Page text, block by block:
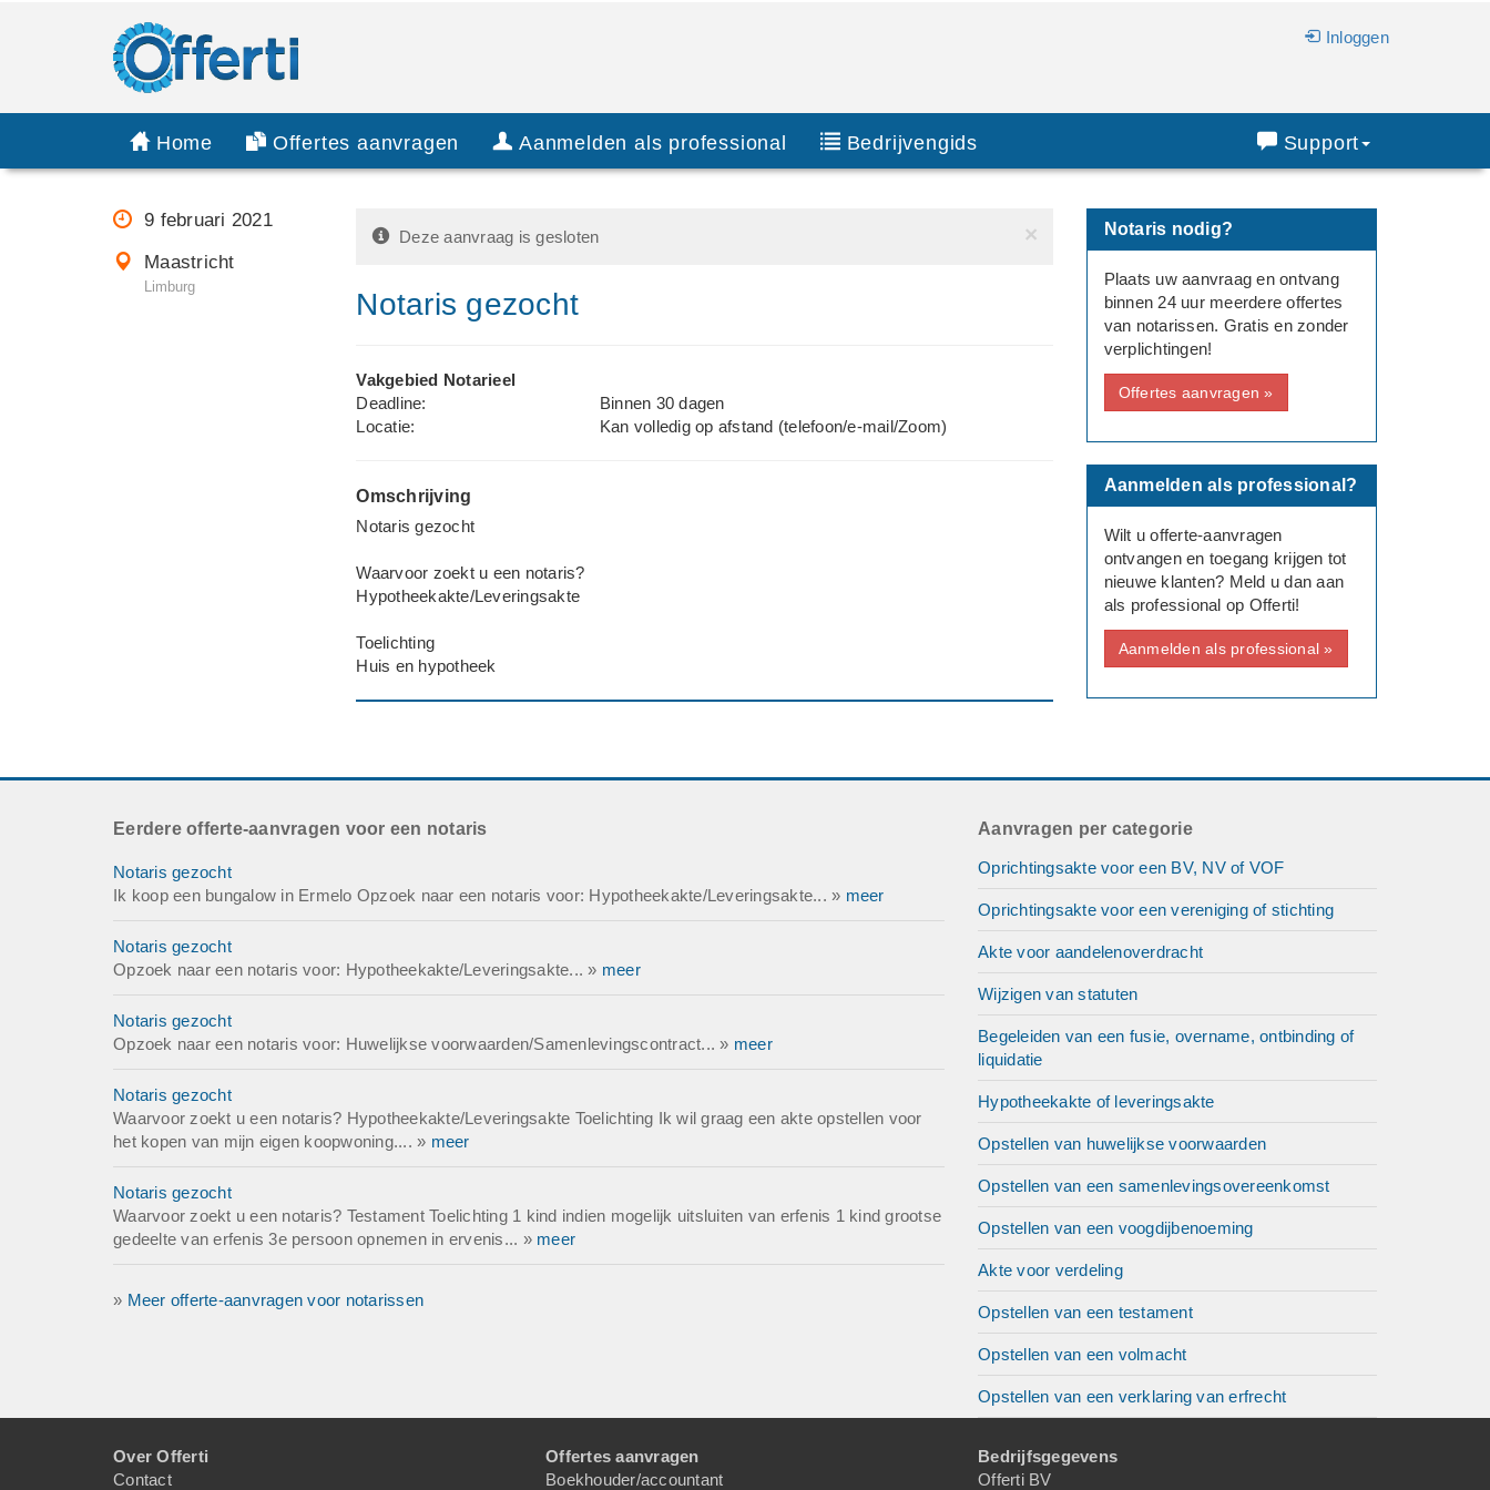
Inloggen
Home Offertes aanvragen Aanmelden als professional Bedrijvengids Support
9 februari 2021
Maastricht
Limburg
×
Deze aanvraag is gesloten
Notaris gezocht
Vakgebied Notarieel
Deadline:
Binnen 30 dagen
Locatie:
Kan volledig op afstand (telefoon/e-mail/Zoom)
Omschrijving
Notaris gezocht
Waarvoor zoekt u een notaris?
Hypotheekakte/Leveringsakte
Toelichting
Huis en hypotheek
Notaris nodig?
Plaats uw aanvraag en ontvang
binnen 24 uur meerdere offertes
van notarissen. Gratis en zonder
verplichtingen!
Offertes aanvragen »
Aanmelden als professional?
Wilt u offerte-aanvragen
ontvangen en toegang krijgen tot
nieuwe klanten? Meld u dan aan
als professional op Offerti!
Aanmelden als professional »
Eerdere offerte-aanvragen voor een notaris
Notaris gezocht
Ik koop een bungalow in Ermelo Opzoek naar een notaris voor: Hypotheekakte/Leveringsakte... » meer
Notaris gezocht
Opzoek naar een notaris voor: Hypotheekakte/Leveringsakte... » meer
Notaris gezocht
Opzoek naar een notaris voor: Huwelijkse voorwaarden/Samenlevingscontract... » meer
Notaris gezocht
Waarvoor zoekt u een notaris? Hypotheekakte/Leveringsakte Toelichting Ik wil graag een akte opstellen voor
het kopen van mijn eigen koopwoning.... » meer
Notaris gezocht
Waarvoor zoekt u een notaris? Testament Toelichting 1 kind indien mogelijk uitsluiten van erfenis 1 kind grootse
gedeelte van erfenis 3e persoon opnemen in ervenis... » meer
» Meer offerte-aanvragen voor notarissen
Aanvragen per categorie
Oprichtingsakte voor een BV, NV of VOF
Oprichtingsakte voor een vereniging of stichting
Akte voor aandelenoverdracht
Wijzigen van statuten
Begeleiden van een fusie, overname, ontbinding of
liquidatie
Hypotheekakte of leveringsakte
Opstellen van huwelijkse voorwaarden
Opstellen van een samenlevingsovereenkomst
Opstellen van een voogdijbenoeming
Akte voor verdeling
Opstellen van een testament
Opstellen van een volmacht
Opstellen van een verklaring van erfrecht
Over Offerti
Contact
Offertes aanvragen
Boekhouder/accountant
Bedrijfsgegevens
Offerti BV